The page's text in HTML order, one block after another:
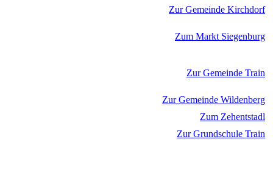
Zur Gemeinde Kirchdorf
Zum Markt Siegenburg
Zur Gemeinde Train
Zur Gemeinde Wildenberg
Zum Zehentstadl
Zur Grundschule Train